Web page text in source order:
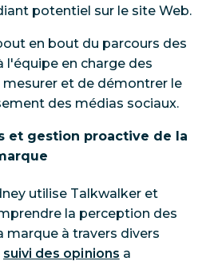
potentiel sur le site Web.
en bout du parcours des
en charge des
et de démontrer le
des médias sociaux.
et gestion proactive de la
utilise Talkwalker et
la perception des
marque à travers divers
suivi des opinions a